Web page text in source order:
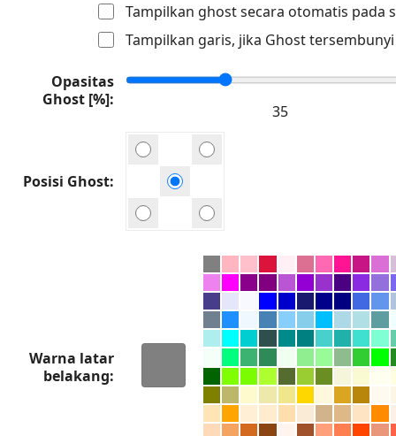
Tampilkan ghost secara otomatis pada
Tampilkan garis, jika Ghost tersembunyi
Opasitas
Ghost [%]
Posisi Ghost
Warna latar
belakang